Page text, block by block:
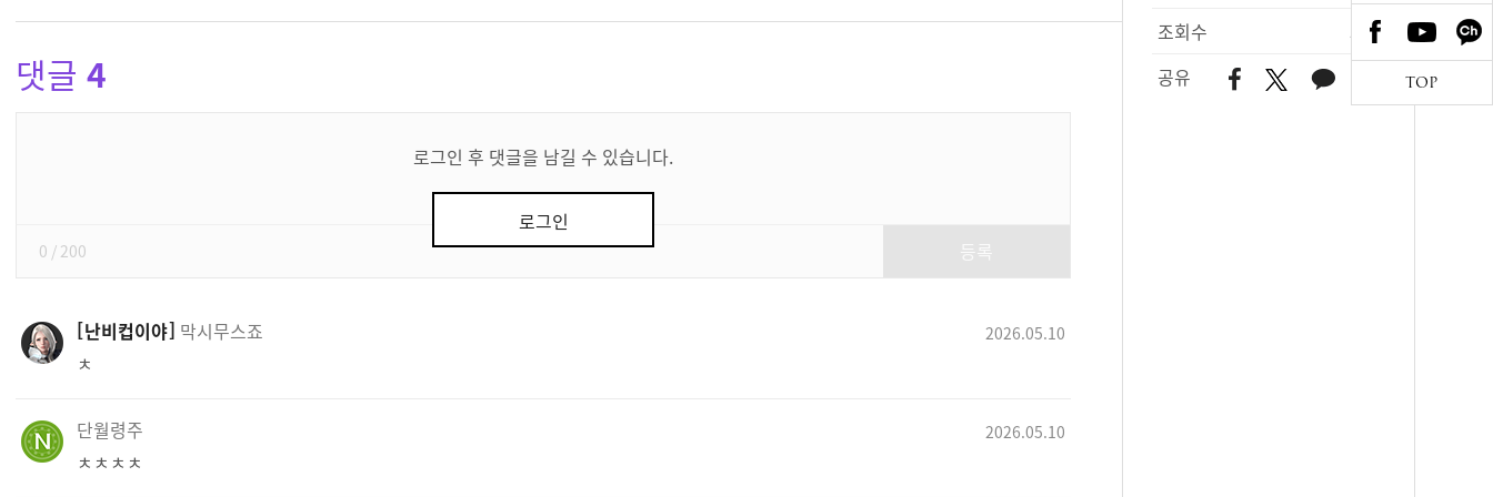
조회수
345
공유
댓글 4
로그인 후 댓글을 남길 수 있습니다.
로그인
0 / 200
난비컵이야 막시무스죠 2026.05.10
ㅊ
단월령주 2026.05.10
ㅊㅊㅊㅊ
TOP